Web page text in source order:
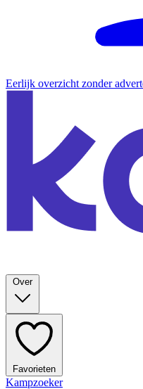
Eerlijk overzicht zonder
Over
Favorieten
Kampzoeker